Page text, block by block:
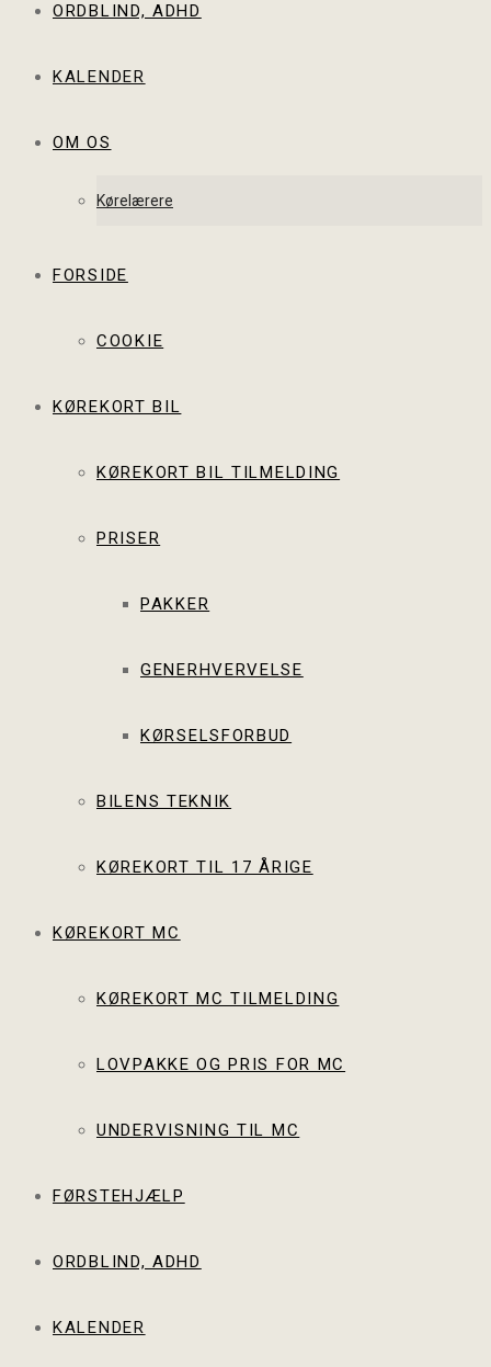
ORDBLIND, ADHD
KALENDER
OM OS
Kørelærere
FORSIDE
COOKIE
KØREKORT BIL
KØREKORT BIL TILMELDING
PRISER
PAKKER
GENERHVERVELSE
KØRSELSFORBUD
BILENS TEKNIK
KØREKORT TIL 17 ÅRIGE
KØREKORT MC
KØREKORT MC TILMELDING
LOVPAKKE OG PRIS FOR MC
UNDERVISNING TIL MC
FØRSTEHJÆLP
ORDBLIND, ADHD
KALENDER